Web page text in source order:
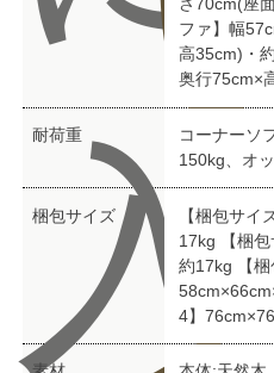
入
さ70cm(座
ファ】幅
高35cm)・
奥行75cm×
耐荷重
コーナーソ
150kg、オ
梱包サイズ
【梱包サ
17kg 【梱
約17kg 【梱
4】